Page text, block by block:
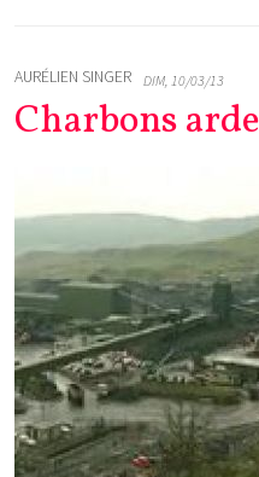
AURÉLIEN SINGER DIM, 10/03/13
Charbons